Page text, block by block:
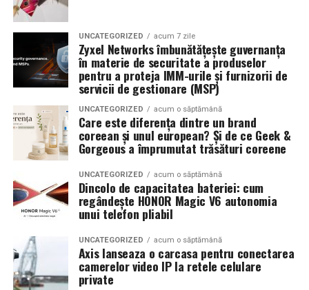
Pe 13 februarie la ora 18:30
invitați la proiecția specială din
, alături de regizorulPaul Decuși de
actoriiGabriel Vatavu, Sergiu Costache, Azaleea
Necula, Alexandra Răduță.
De „Ziua Îndrăgostiților”, pe14 februarie, în Cinema
City Iulius Mall Suceava, de la 18:30, spectatorii sunt
invitați la film alături de regizorulPaul Decu și de
actoriiSergiu Costache, Vlad si Oana Gherman,
Alexandra Răduță.
Cineplexx Băneasa Shopping City
București
găzduiește o proiecție specială în prezența
întregii echipe pe15 februarie, de la 17:30.
ÎnCraiova , regizorulPaul Decuși actoriiSergiu
Costache, Azaleea Necula și Oana Gherman
UNCATEGORIZED acum 7 zile
Zyxel Networks îmbunătățește guvernanța
în materie de securitate a produselor
pentru a proteja IMM-urile și furnizorii de
servicii de gestionare (MSP)
UNCATEGORIZED acum o săptămână
Care este diferența dintre un brand
coreean și unul european? Și de ce Geek &
Gorgeous a împrumutat trăsături coreene
UNCATEGORIZED acum o săptămână
Dincolo de capacitatea bateriei: cum
regândește HONOR Magic V6 autonomia
unui telefon pliabil
UNCATEGORIZED acum o săptămână
Axis lanseaza o carcasa pentru conectarea
camerelor video IP la retele celulare
private